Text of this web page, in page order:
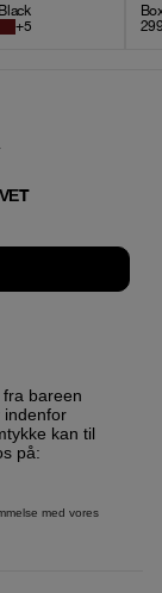
+5
T
bareen
indenfor
på:
med vores